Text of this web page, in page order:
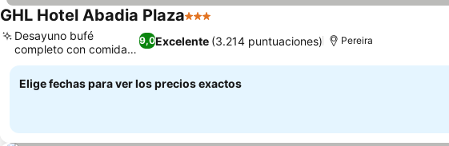
GHL Hotel Abadia Plaza3 Estrellas
9,0Excelente (3.214 puntuaciones)
Desayuno bufé
completo con comida
local
Pereira
Elige fechas para ver los precios exactos